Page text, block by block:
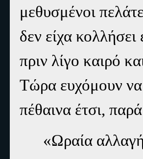
μεθυσμένοι
δεν είχα
πριν λίγο καιρό
Τώρα ευχόμουν να
πέθαινα έτσι,
«Ωραία